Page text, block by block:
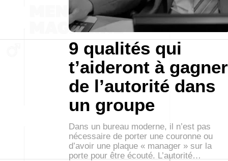
9 qualités qui
t’aideront à gagner
de l’autorité dans
un groupe
Dans un bureau moderne, il n’est pas
nécessaire de porter une couronne ou
d’avoir une plaque « manager » sur la
porte pour être écouté. L’autorité…